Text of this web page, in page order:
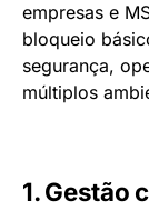
empresas e
bloqueio
segurança,
múltiplos
1. Gestão